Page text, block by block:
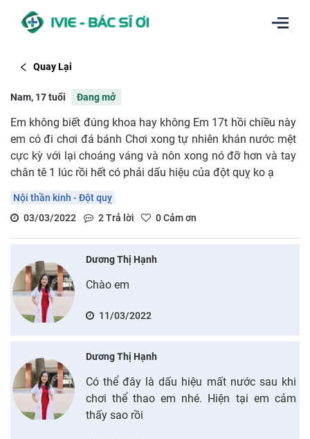
Quay Lại
Nam, 17 tuổi Đang mở
Em không biết đúng khoa hay không Em 17t hồi chiều này
em có đi chơi đá bánh Chơi xong tự nhiên khán nước mệt
cực kỳ với lại choáng váng và nôn xong nó đỡ hơn và tay
chân tê 1 lúc rồi hết có phải dấu hiệu của đột quỵ ko ạ
Nội thần kinh - Đột quỵ
03/03/2022
2Trả lời 0Cảm ơn
Dương Thị Hạnh
Chào em
11/03/2022
Dương Thị Hạnh
Có thể đây là dấu hiệu mất nước sau khi
chơi thể thao em nhé. Hiện tại em cảm
thấy sao rồi